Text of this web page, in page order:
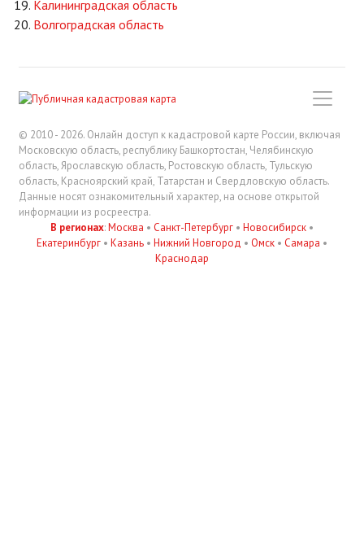
Калининградская область
Волгоградская область
© 2010 - 2026. Онлайн доступ к кадастровой карте России, включая
Московскую область, республику Башкортостан, Челябинскую
область, Ярославскую область, Ростовскую область, Тульскую
область, Красноярский край, Татарстан и Свердловскую область.
Данные носят ознакомительный характер, на основе открытой
информации из росреестра.
В регионах:Москва • Санкт-Петербург • Новосибирск •
Екатеринбург • Казань • Нижний Новгород • Омск • Самара •
Краснодар